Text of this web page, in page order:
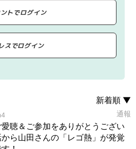
トでログイン
スでログイン